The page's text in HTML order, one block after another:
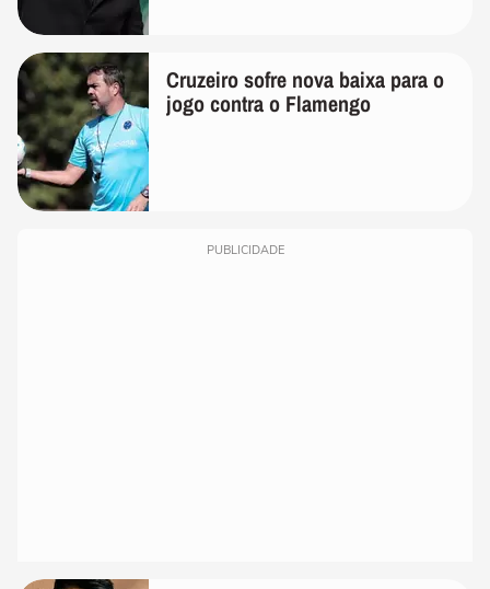
Cruzeiro sofre nova baixa para o
jogo contra o Flamengo
PUBLICIDADE